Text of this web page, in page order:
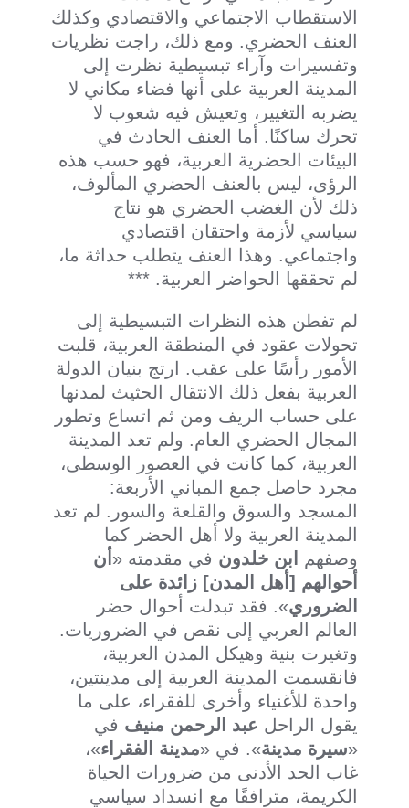
الاستقطاب الاجتماعي والاقتصادي وكذلك
العنف الحضري. ومع ذلك، راجت نظريات
وتفسيرات وآراء تبسيطية نظرت إلى
المدينة العربية على أنها فضاء مكاني لا
يضربه التغيير، وتعيش فيه شعوب لا
تحرك ساكنًا. أما العنف الحادث في
البيئات الحضرية العربية، فهو حسب هذه
الرؤى، ليس بالعنف الحضري المألوف،
ذلك لأن الغضب الحضري هو نتاج
سياسي لأزمة واحتقان اقتصادي
واجتماعي. وهذا العنف يتطلب حداثة ما،
لم تحققها الحواضر العربية. ***
لم تفطن هذه النظرات التبسيطية إلى
تحولات عقود في المنطقة العربية، قلبت
الأمور رأسًا على عقب. ارتج بنيان الدولة
العربية بفعل ذلك الانتقال الحثيث لمدنها
على حساب الريف ومن ثم اتساع وتطور
المجال الحضري العام. ولم تعد المدينة
العربية، كما كانت في العصور الوسطى،
مجرد حاصل جمع المباني الأربعة:
المسجد والسوق والقلعة والسور. لم تعد
المدينة العربية ولا أهل الحضر كما
وصفهم
ابن خلدون في مقدمته « أن
أحوالهم [أهل المدن] زائدة على
الضروري». فقد تبدلت أحوال حضر
العالم العربي إلى نقص في الضروريات.
وتغيرت بنية وهيكل المدن العربية،
فانقسمت المدينة العربية إلى مدينتين،
واحدة للأغنياء وأخرى للفقراء، على ما
يقول الراحل عبد الرحمن منيف في
«سيرة مدينة». في «مدينة الفقراء»،
غاب الحد الأدنى من ضرورات الحياة
الكريمة، مترافقًا مع انسداد سياسي